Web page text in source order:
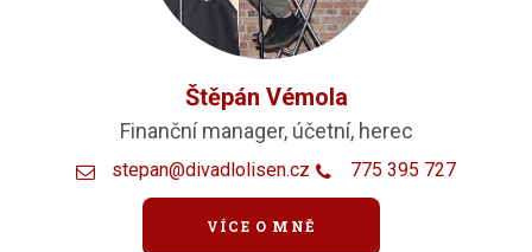
Štěpán Vémola
Finanční manager, účetní, herec
stepan@divadlolisen.cz 775 395 727
VÍCE O MNĚ